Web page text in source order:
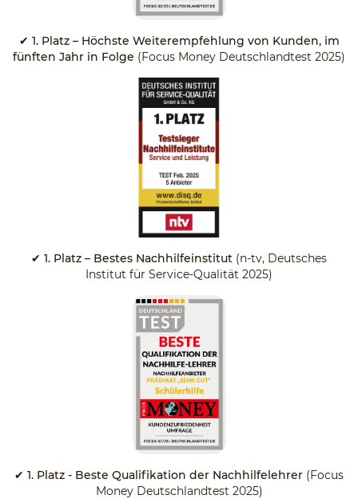
✔ 1. Platz – Höchste Weiterempfehlung von Kunden, im
fünften Jahr in Folge (Focus Money Deutschlandtest 2025)
✔ 1. Platz – Bestes Nachhilfeinstitut (n-tv, Deutsches
Institut für Service-Qualität 2025)
✔ 1. Platz - Beste Qualifikation der Nachhilfelehrer (Focus
Money Deutschlandtest 2025)